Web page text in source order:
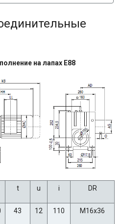
на лапах E88
t u i DR
43 12 110 M16x36